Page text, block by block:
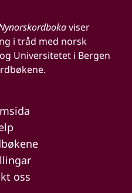
viser
i tråd med norsk
Universitetet i Bergen
oss